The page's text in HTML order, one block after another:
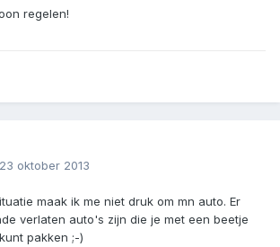
regelen!
23 oktober 2013
maak ik me niet druk om mn auto. Er
verlaten auto's zijn die je met een beetje
pakken ;-)